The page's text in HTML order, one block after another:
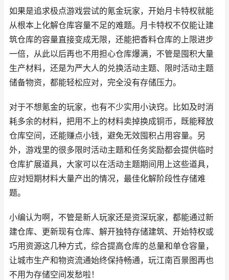
如果是追求极点游戏尝试的氪金玩家，开始月卡特权就能
从根本上化解仓库容量不足的难题。月卡特权不仅能让建
筑仓库的容量直接变成无限，还能把香料仓库的上限进步
一倍，从此以后再也不用担心仓库爆满，不管是囤积大量
生产材料，还是为严大人的兑换活动主题、限时活动主题
储备物资，都能轻松应对，完全没有存储压力。
对于不想氪金的玩家，也有不少实用小诀窍。比如及时消
耗多余的材料，把用不上的材料卖掉换成铜币，既能释放
仓库空间，还能赚点小钱，避免无效囤积占用容量。另
外，游戏里的很多限时活动主题和任务奖励都会提供临时
仓库扩展道具，大家可以在活动主题期间用上这些道具，
应对短期材料大量产出的情况，最佳化解阶段性存储难
题。
小编认为啊，不管是新人玩家还是资深玩家，都能通过新
建仓库、更新现有仓库、解开独特存储建筑、开始特权或
巧用资源这几种方式，综合提高仓库的总量和单仓容量，
让城市生产和物资流通始终保持畅通，玩江南百景图再也
不用为存储空间发愁啦！